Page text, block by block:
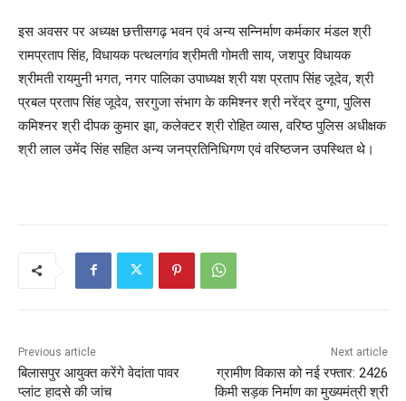
इस अवसर पर अध्यक्ष छत्तीसगढ़ भवन एवं अन्य सन्निर्माण कर्मकार मंडल श्री
रामप्रताप सिंह, विधायक पत्थलगांव श्रीमती गोमती साय, जशपुर विधायक
श्रीमती रायमुनी भगत, नगर पालिका उपाध्यक्ष श्री यश प्रताप सिंह जूदेव, श्री
प्रबल प्रताप सिंह जूदेव, सरगुजा संभाग के कमिश्नर श्री नरेंद्र दुग्गा, पुलिस
कमिश्नर श्री दीपक कुमार झा, कलेक्टर श्री रोहित व्यास, वरिष्ठ पुलिस अधीक्षक
श्री लाल उमेंद सिंह सहित अन्य जनप्रतिनिधिगण एवं वरिष्ठजन उपस्थित थे।
Previous article
बिलासपुर आयुक्त करेंगे वेदांता पावर
प्लांट हादसे की जांच
Next article
ग्रामीण विकास को नई रफ्तार: 2426
किमी सड़क निर्माण का मुख्यमंत्री श्री